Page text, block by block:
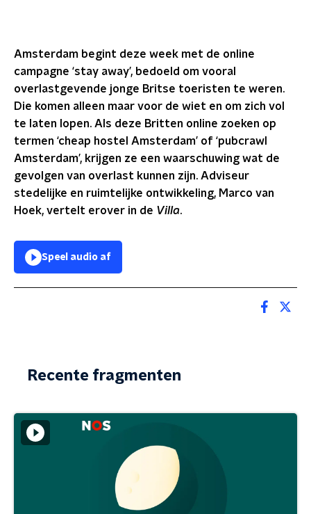
Amsterdam begint deze week met de online
campagne ‘stay away’, bedoeld om vooral
overlastgevende jonge Britse toeristen te weren.
Die komen alleen maar voor de wiet en om zich vol
te laten lopen. Als deze Britten online zoeken op
termen ‘cheap hostel Amsterdam’ of ‘pubcrawl
Amsterdam’, krijgen ze een waarschuwing wat de
gevolgen van overlast kunnen zijn. Adviseur
stedelijke en ruimtelijke ontwikkeling, Marco van
Hoek, vertelt erover in de Villa.
Speel audio af
Recente fragmenten